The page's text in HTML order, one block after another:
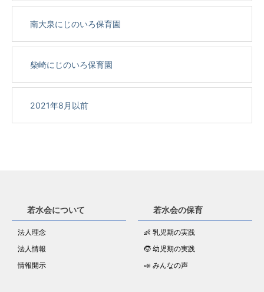
南大泉にじのいろ保育園
柴崎にじのいろ保育園
2021年8月以前
若水会について
法人理念
法人情報
情報開示
若水会の保育
👶 乳児期の実践
🧒 幼児期の実践
📣 みんなの声